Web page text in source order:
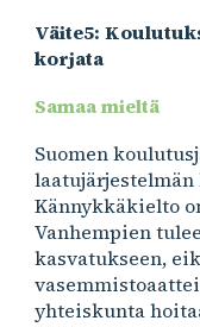
Väite5:
korjata
Samaa mieltä
Suomen
Kännykkäkielto
Vanhempien
kasvatukseen,
yhteiskunta